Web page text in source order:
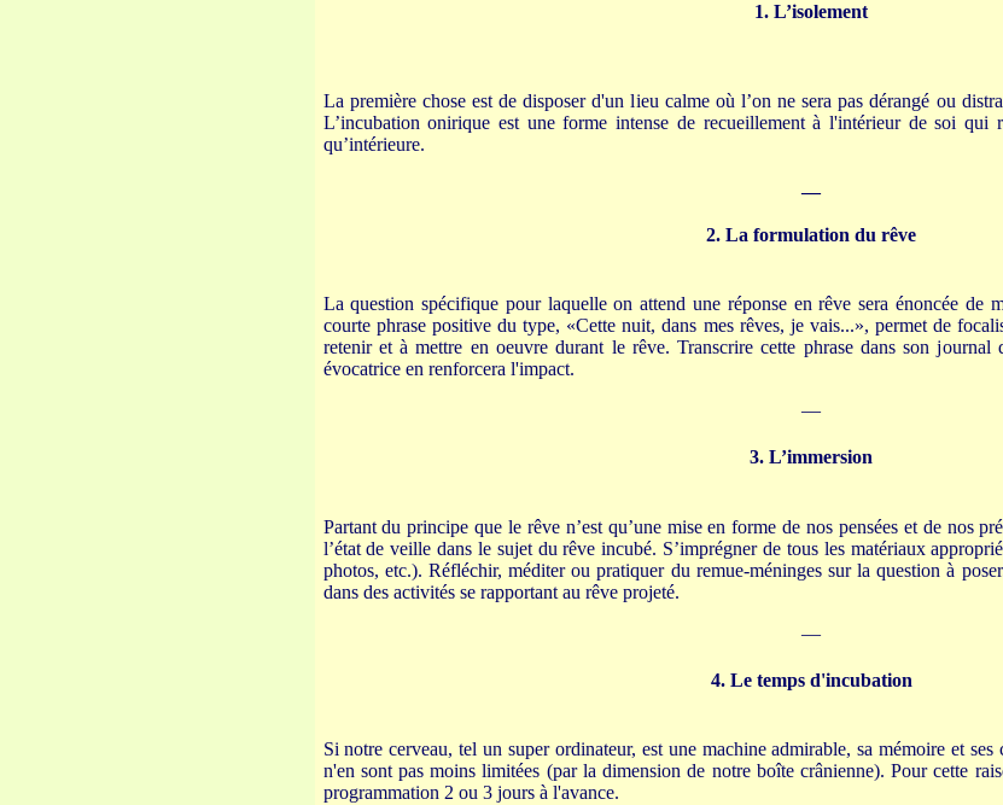
1. L’isolement
La première chose est de disposer d'un lieu calme où l’on ne sera pas dérangé ou
L’incubation onirique est une forme intense de recueillement à l'intérieur de soi qui
qu’intérieure.
—
2. La formulation du rêve
La question spécifique pour laquelle on attend une réponse en rêve sera énoncée de
courte phrase positive du type, «Cette nuit, dans mes rêves, je vais...», permet de
retenir et à mettre en oeuvre durant le rêve. Transcrire cette phrase dans son journal
évocatrice en renforcera l'impact.
—
3. L’immersion
Partant du principe que le rêve n’est qu’une mise en forme de nos pensées et de nos
l’état de veille dans le sujet du rêve incubé. S’imprégner de tous les matériaux
photos, etc.). Réfléchir, méditer ou pratiquer du remue-méninges sur la question à
dans des activités se rapportant au rêve projeté.
—
4. Le temps d'incubation
Si notre cerveau, tel un super ordinateur, est une machine admirable, sa mémoire et
n'en sont pas moins limitées (par la dimension de notre boîte crânienne). Pour cette
programmation 2 ou 3 jours à l'avance.